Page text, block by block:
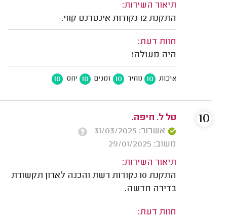
תיאור השירות:
התקנת 12 נקודות אינטרנט קווי.
חוות דעת:
היה מעולה!
איכות 10 מחיר 10 זמנים 10 יחס 10
טל ל. חיפה.
אשרור: 31/03/2025
משוב: 29/01/2025
תיאור השירות:
התקנת 10 נקודות רשת והכנה לארון תקשורת
בדירה חדשה.
חוות דעת:
10